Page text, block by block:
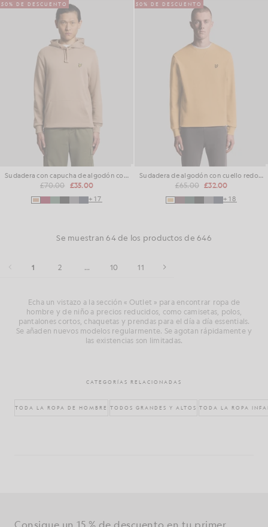
50% DE DESCUENTO
Sudadera con capucha de algodón con forro polar
£70.00 £35.00
+17
50% DE DESCUENTO
Sudadera de algodón con cuello redondo
£65.00 £32.00
+18
Se muestran 64 de los productos de 646
1 2 ... 10 11
Echa un vistazo a la sección « Outlet » para encontrar ropa de
hombre y de niño a precios reducidos, como camisetas, polos,
pantalones cortos, chaquetas y prendas para el día a día essentials.
Se añaden nuevos modelos regularmente. Se agotan rápidamente y
las existencias son limitadas.
CATEGORÍAS RELACIONADAS
TODA LA ROPA DE HOMBRE TODOS GRANDES Y ALTOS TODA LA ROPA
Consigue un 15 % de descuento en tu primer